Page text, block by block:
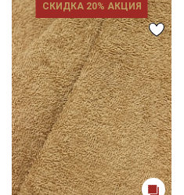
СКИДКА 20% АКЦИЯ